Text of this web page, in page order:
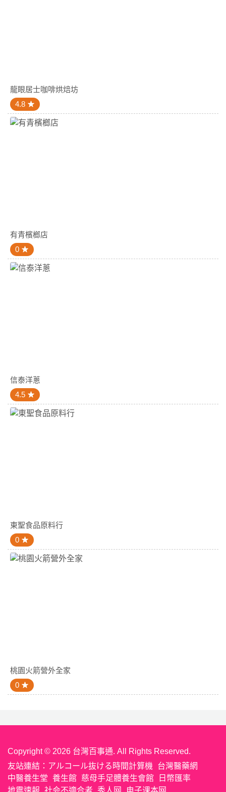
龍眼居士咖啡烘焙坊
4.8
有青檳榔店
0
信泰洋蔥
4.5
東聖食品原料行
0
桃園火箭營外全家
0
Copyright © 2026 台灣百事通. All Rights Reserved.
友站連結： アルコール抜ける時間計算機
台灣醫藥網
中醫養生堂 養生館 慈母手足體養生會館
日幣匯率
地震速報 社会不適合者 秀人网 电子课本网